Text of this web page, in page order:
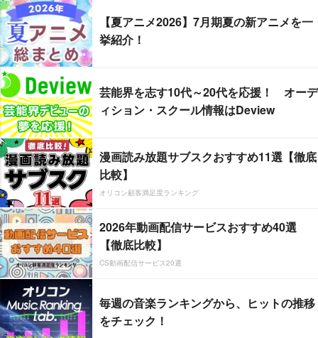
【夏アニメ2026】7月期夏の新アニメを一
挙紹介！
芸能界を志す10代～20代を応援！ オーデ
ィション・スクール情報はDeview
漫画読み放題サブスクおすすめ11選【徹底
比較】
オリコン顧客満足度ランキング
2026年動画配信サービスおすすめ40選
【徹底比較】
CS動画配信サービス20選
毎週の音楽ランキングから、ヒットの推移
をチェック！